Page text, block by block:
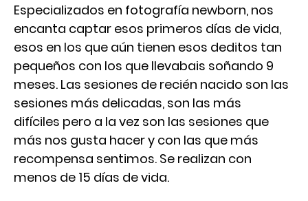
Especializados en fotografía newborn, nos
encanta captar esos primeros días de vida,
esos en los que aún tienen esos deditos tan
pequeños con los que llevabais soñando 9
meses. Las sesiones de recién nacido son las
sesiones más delicadas, son las más
difíciles pero a la vez son las sesiones que
más nos gusta hacer y con las que más
recompensa sentimos. Se realizan con
menos de 15 días de vida.